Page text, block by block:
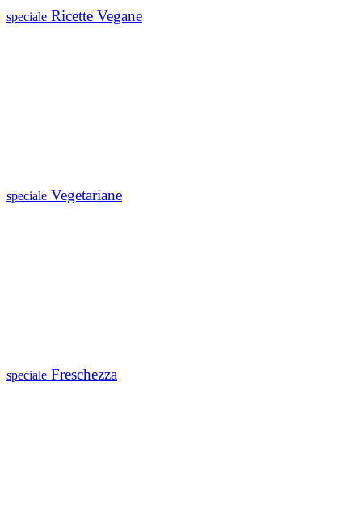
speciale Ricette Vegane
speciale Vegetariane
speciale Freschezza